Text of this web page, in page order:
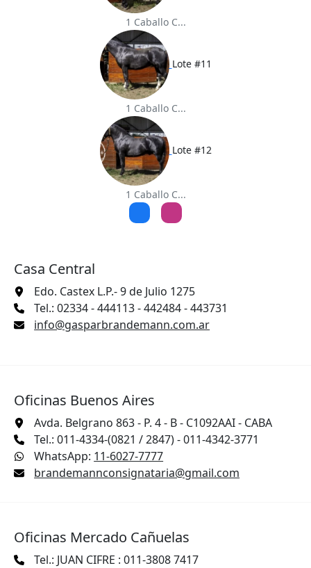
1 Caballo C...
Lote #11
1 Caballo C...
Lote #12
1 Caballo C...
Casa Central
Edo. Castex L.P.- 9 de Julio 1275
Tel.: 02334 - 444113 - 442484 - 443731
info@gasparbrandemann.com.ar
Oficinas Buenos Aires
Avda. Belgrano 863 - P. 4 - B - C1092AAI - CABA
Tel.: 011-4334-(0821 / 2847) - 011-4342-3771
WhatsApp: 11-6027-7777
brandemannconsignataria@gmail.com
Oficinas Mercado Cañuelas
Tel.: JUAN CIFRE : 011-3808 7417